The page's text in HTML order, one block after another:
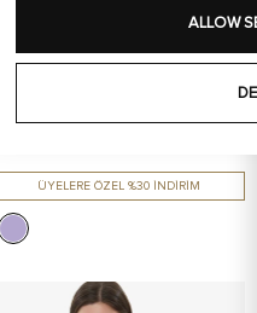
ALLOW
T-shirt
ÜYELERE ÖZEL %30 İNDİRİM